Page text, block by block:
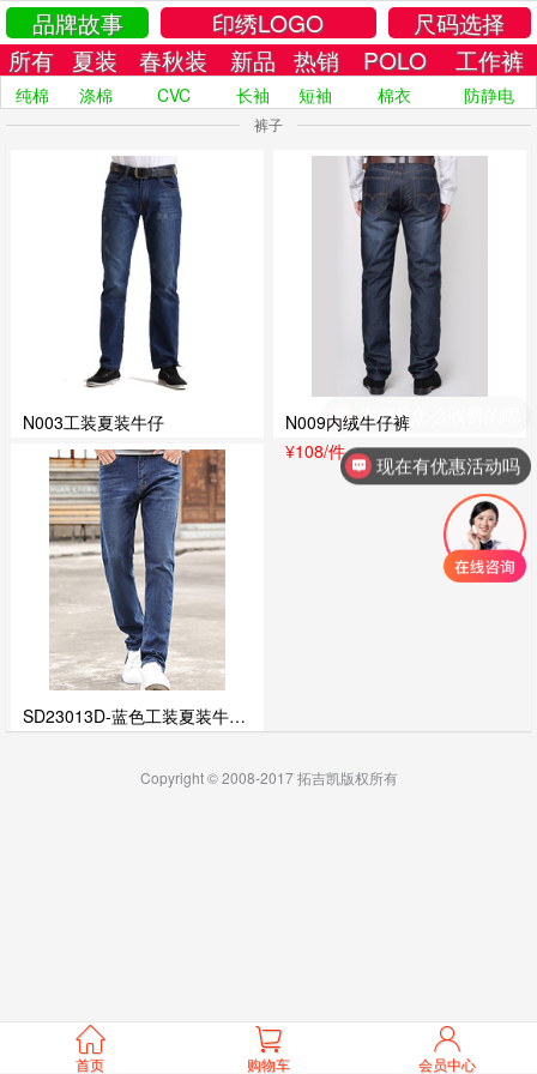
品牌故事 印绣LOGO
尺码选择
所有 夏装 春秋装 新品 热销 POLO 工作裤
纯棉 涤棉 CVC 长袖 短袖 棉衣 防静电
裤子
N003工装夏装牛仔
/件
N009内绒牛仔裤
¥108/件
SD23013D-蓝色工装夏装牛仔裤

首页

购物车

会员中心
Copyright © 2008-2017 拓吉凯版权所有
你们是怎么收费的呢
现在有优惠活动吗